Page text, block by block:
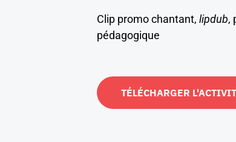
Clip promo chantant, lipdub,
pédagogique
TÉLÉCHARGER